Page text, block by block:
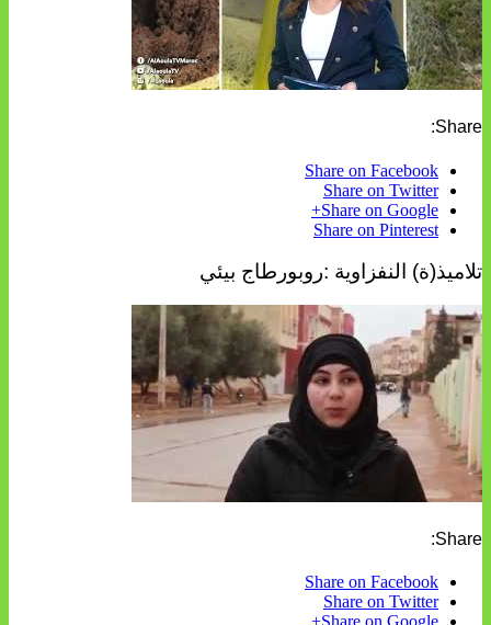
Share:
Share on Facebook
Share on Twitter
Share on Google+
Share on Pinterest
تلاميذ(ة) النفزاوية :روبورطاج بيئي
Share:
Share on Facebook
Share on Twitter